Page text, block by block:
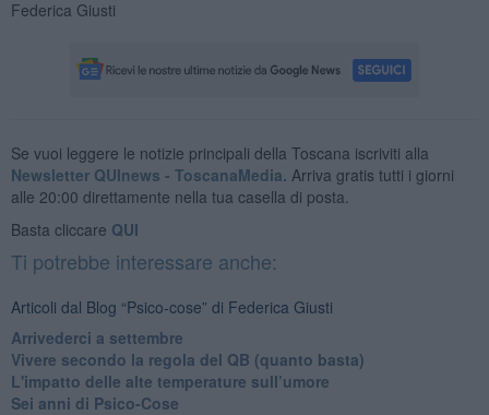
Federica Giusti
Se vuoi leggere le notizie principali della Toscana iscriviti alla
Newsletter QUInews - ToscanaMedia. Arriva gratis tutti i giorni
alle 20:00 direttamente nella tua casella di posta.
Basta cliccare QUI
Ti potrebbe interessare anche:
Articoli dal Blog “Psico-cose” di Federica Giusti
​Arrivederci a settembre
​Vivere secondo la regola del QB (quanto basta)
​L'impatto delle alte temperature sull’umore
Sei anni di Psico-Cose